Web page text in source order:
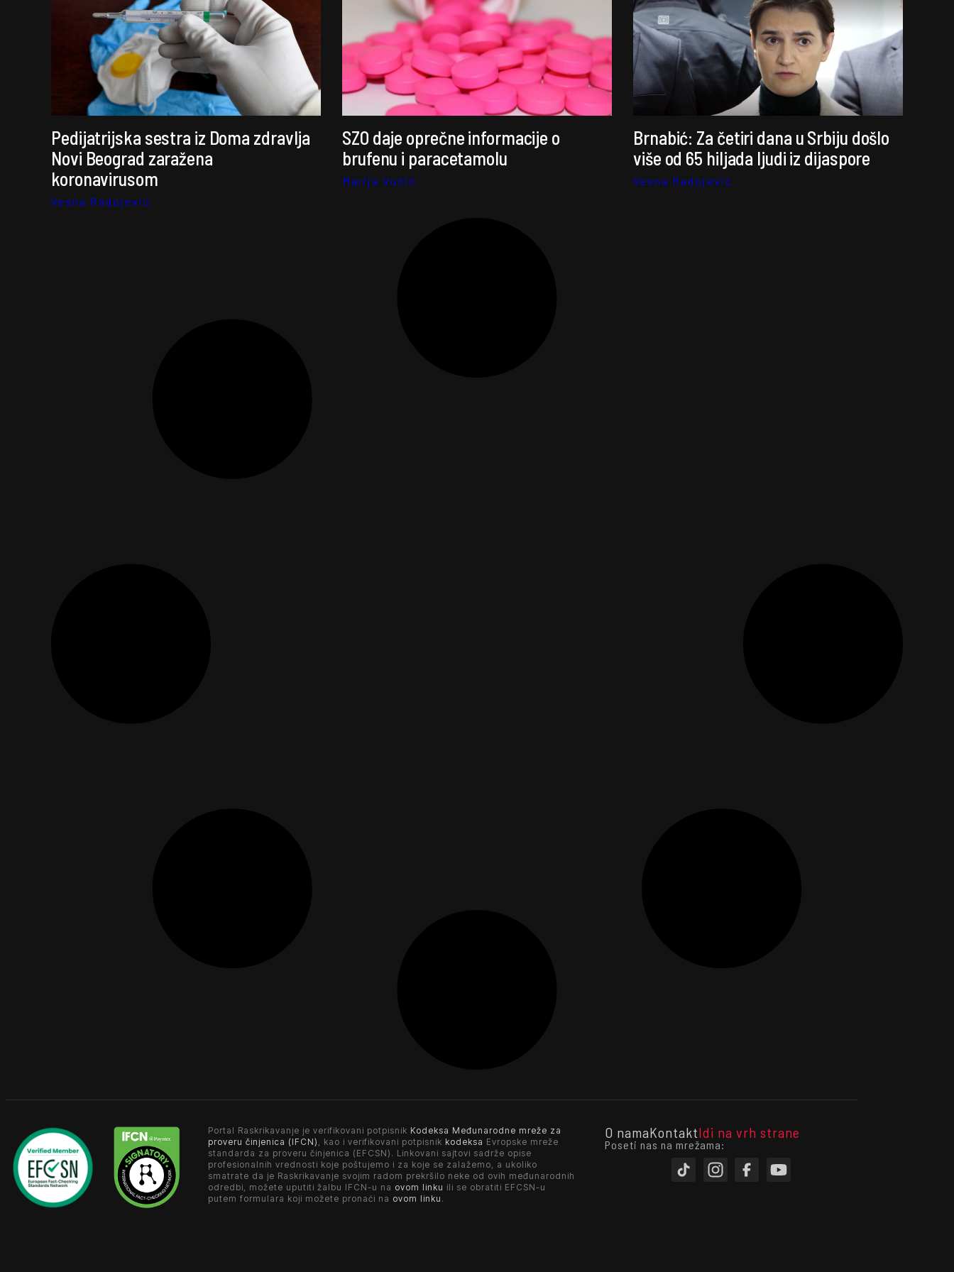
Pedijatrijska sestra iz Doma zdravlja
Novi Beograd zaražena
koronavirusom
Vesna Radojević
SZO daje oprečne informacije o
brufenu i paracetamolu
Marija Vučić
Brnabić: Za četiri dana u Srbiju došlo
više od 65 hiljada ljudi iz dijaspore
Vesna Radojević
Portal Raskrikavanje je verifikovani potpisnik Kodeksa Međunarodne mreže za
proveru činjenica (IFCN) , kao i verifikovani potpisnik kodeksa Evropske mreže
standarda za proveru činjenica (EFCSN). Linkovani sajtovi sadrže opise
profesionalnih vrednosti koje poštujemo i za koje se zalažemo, a ukoliko
smatrate da je Raskrikavanje svojim radom prekršilo neke od ovih međunarodnih
odredbi, možete uputiti žalbu IFCN-u na ovom linku ili se obratiti EFCSN-u
putem formulara koji možete pronaći na ovom linku .
O namaKontaktIdi na vrh strane
Poseti nas na mrežama: